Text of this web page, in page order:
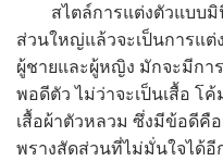
สไตล์การแต่งตัวแบบมิ
ส่วนใหญ่แล้วจะเป็นการแต่
ผู้ชายและผู้หญิง มักจะมีกา
พอดีตัว ไม่ว่าจะเป็นเสื้อ โ
เสื้อผ้าตัวหลวม ซึ่งมีข้อดีคื
พรางสัดส่วนที่ไม่มั่นใจได้อี